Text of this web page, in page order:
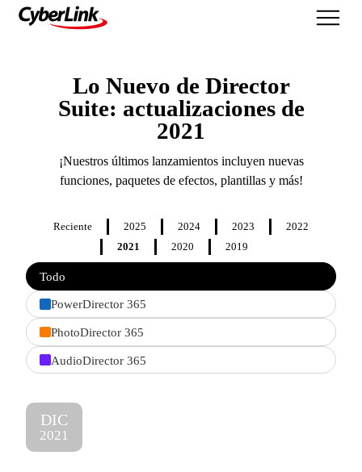
Lo Nuevo de Director
Suite: actualizaciones de
2021
¡Nuestros últimos lanzamientos incluyen nuevas
funciones, paquetes de efectos, plantillas y más!
Reciente 2025 2024 2023
2022
2021
2020 2019
Filter
features
by
product
Todo
PowerDirector 365
PhotoDirector 365
AudioDirector 365
DIC
2021